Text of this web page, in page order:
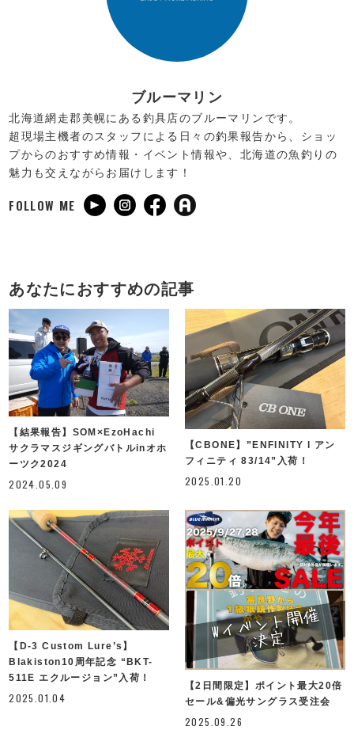
ブルーマリン
北海道網走郡美幌にある釣具店のブルーマリンです。
超現場主機者のスタッフによる日々の釣果報告から、ショッ
プからのおすすめ情報・イベント情報や、北海道の魚釣りの
魅力も交えながらお届けします！
FOLLOW ME
あなたにおすすめの記事
【結果報告】SOM×EzoHachi
サクラマスジギングバトルinオホ
ーツク2024
2024.05.09
【CBONE】”ENFINITY l アン
フィニティ 83/14”入荷！
2025.01.20
【D-3 Custom Lure’s】
Blakiston10周年記念 “BKT-
511E エクルージョン”入荷！
2025.01.04
【2日間限定】ポイント最大20倍
セール&偏光サングラス受注会
2025.09.26